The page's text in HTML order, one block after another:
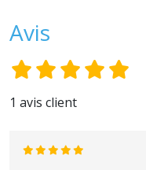
Avis
1 avis client